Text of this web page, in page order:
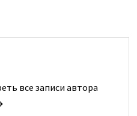
все записи автора